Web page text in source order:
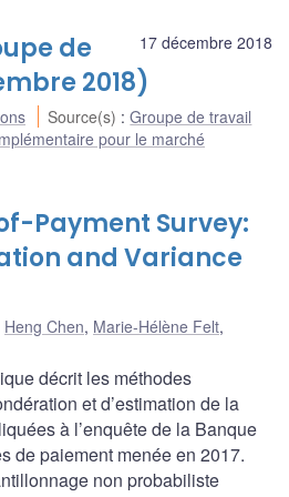
17 décembre 2018
de
2018)
Source(s) :Groupe de travail
pour le marché
Payment Survey:
and Variance
Heng Chen, Marie-Hélène Felt,
décrit les méthodes
et d’estimation de la
à l’enquête de la Banque
de paiement menée en 2017.
non probabiliste